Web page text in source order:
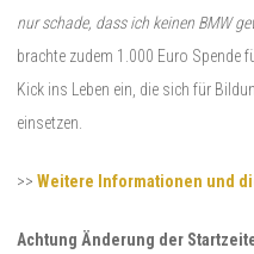
nur schade, dass ich keinen BMW
brachte zudem 1.000 Euro Spende
Kick ins Leben ein, die sich für
einsetzen.
>> Weitere Informationen und
Achtung Änderung der